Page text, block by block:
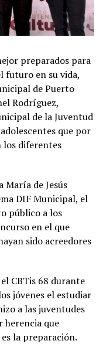
preparados para
futuro en su vida,
de Puerto
Rodríguez,
de la Juventud
que por
los diferentes
María de Jesús
DIF Municipal, el
público a los
en el que
sido acreedores
CBTis 68 durante
jóvenes el estudiar
a las juventudes
herencia que
la preparación.